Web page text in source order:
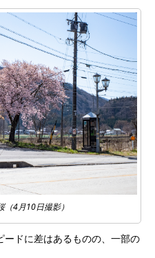
4月10日撮影）
ドに差はあるものの、一部の